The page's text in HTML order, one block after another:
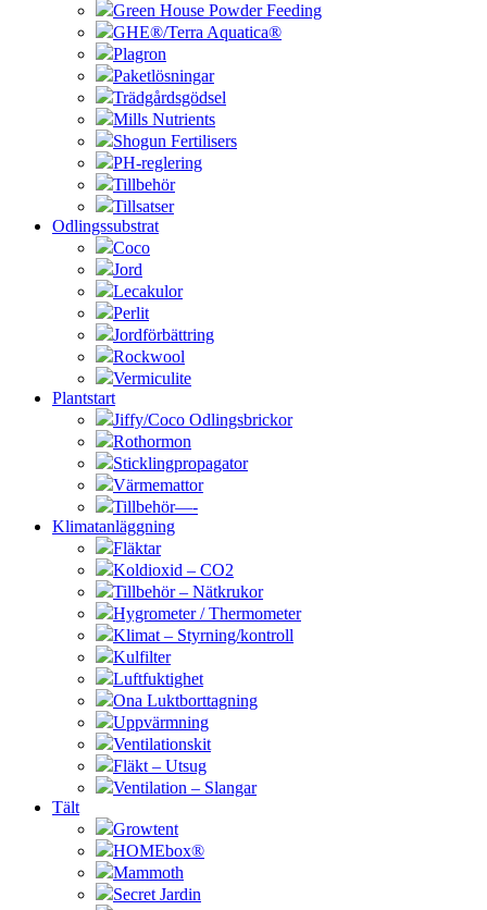
Green House Powder Feeding
GHE®/Terra Aquatica®
Plagron
Paketlösningar
Trädgårdsgödsel
Mills Nutrients
Shogun Fertilisers
PH-reglering
Tillbehör
Tillsatser
Odlingssubstrat
Coco
Jord
Lecakulor
Perlit
Jordförbättring
Rockwool
Vermiculite
Plantstart
Jiffy/Coco Odlingsbrickor
Rothormon
Sticklingpropagator
Värmemattor
Tillbehör—-
Klimatanläggning
Fläktar
Koldioxid – CO2
Tillbehör – Nätkrukor
Hygrometer / Thermometer
Klimat – Styrning/kontroll
Kulfilter
Luftfuktighet
Ona Luktborttagning
Uppvärmning
Ventilationskit
Fläkt – Utsug
Ventilation – Slangar
Tält
Growtent
HOMEbox®
Mammoth
Secret Jardin